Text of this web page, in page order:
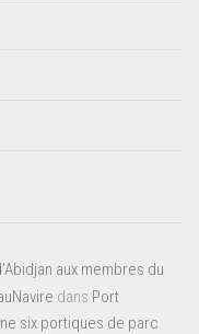
aux membres du
dans Port
six portiques de parc